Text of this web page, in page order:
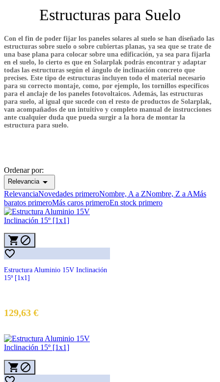
Limpiar filtros
€
€
View products16
Estructuras para Suelo
Con el fin de poder fijar los paneles solares al suelo se han diseñado las
estructuras sobre suelo o sobre cubiertas planas, ya sea que se trate de
una base plana para colocar sobre una edificación, ya sea para fijarla
en el suelo, lo cierto es que en Solarplak podrás encontrar y adaptar
todas las estructuras según el ángulo de inclinación concreto que
precises. Este tipo de estructuras incluyen todo el material necesario
para su correcto montaje, como, por ejemplo, los tornillos específicos
para el anclaje de los paneles fotovoltaicos. Además, las estructuras
para suelo, al igual que sucede con el resto de productos de Solarplak,
van acompañados de un intuitivo y completo manual de instrucciones
ante cualquier duda que pueda surgir a la hora de montar la
estructura para suelo.
Ordenar por:
Relevancia
RelevanciaNovedades primeroNombre, A a ZNombre, Z a AMás
baratos primeroMás caros primeroEn stock primero
 

Estructura Aluminio 15V Inclinación
15º [1x1]
129,63 €
 